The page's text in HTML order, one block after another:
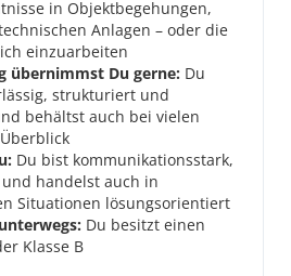
in Objektbegehungen,
Anlagen – oder die
einzuarbeiten
übernimmst Du gerne: Du
strukturiert und
behältst auch bei vielen
Du bist kommunikationsstark,
handelst auch in
Situationen lösungsorientiert
Du besitzt einen
Klasse B